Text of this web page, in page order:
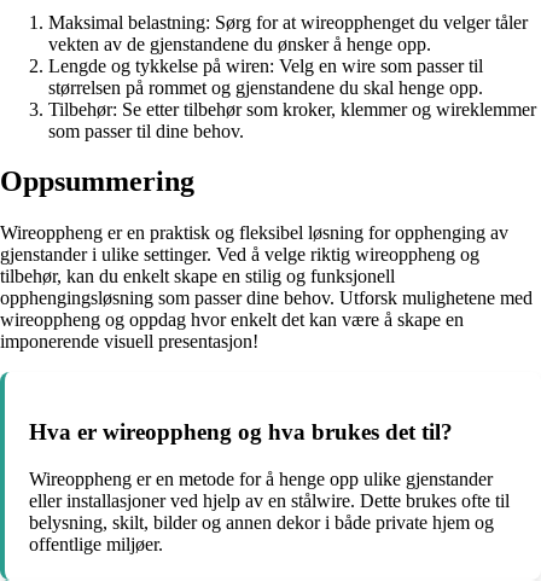
Maksimal belastning: Sørg for at wireopphenget du velger tåler
vekten av de gjenstandene du ønsker å henge opp.
Lengde og tykkelse på wiren: Velg en wire som passer til
størrelsen på rommet og gjenstandene du skal henge opp.
Tilbehør: Se etter tilbehør som kroker, klemmer og wireklemmer
som passer til dine behov.
Oppsummering
Wireoppheng er en praktisk og fleksibel løsning for opphenging av
gjenstander i ulike settinger. Ved å velge riktig wireoppheng og
tilbehør, kan du enkelt skape en stilig og funksjonell
opphengingsløsning som passer dine behov. Utforsk mulighetene med
wireoppheng og oppdag hvor enkelt det kan være å skape en
imponerende visuell presentasjon!
Hva er wireoppheng og hva brukes det til?
Wireoppheng er en metode for å henge opp ulike gjenstander
eller installasjoner ved hjelp av en stålwire. Dette brukes ofte til
belysning, skilt, bilder og annen dekor i både private hjem og
offentlige miljøer.